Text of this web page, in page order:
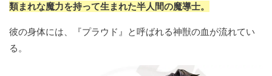
類まれな魔力を持って生まれた半人間の魔導士。
彼の身体には、『プラウド』と呼ばれる神獣の血が流れてい
る。